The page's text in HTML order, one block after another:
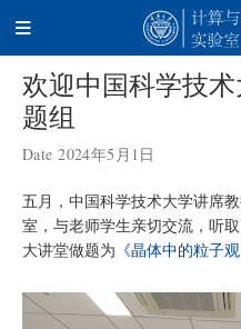
欢迎中国科学技
题组
Date 2024年5月1日
五月，中国科学技术大学讲席
室，与老师学生亲切交流，听
大讲堂做题为 《晶体中的粒子观